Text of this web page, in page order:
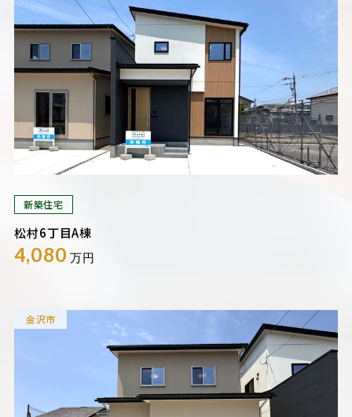
新築住宅
松村6丁目A棟
4,080 万円
金沢市